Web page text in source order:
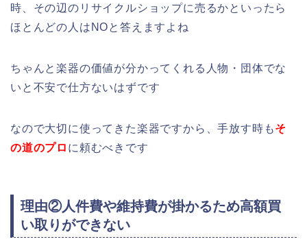
時、その辺のリサイクルショップに売るかといったら
ほとんどの人はNOと答えますよね
ちゃんと楽器の価値が分かってくれる人物・団体でな
いと不安で仕方ないはずです
なので大切に使ってきた楽器ですから、手放す時もそ
の道のプロ に頼むべきです
理由②人件費や維持費が掛かるため高額買
い取りができない